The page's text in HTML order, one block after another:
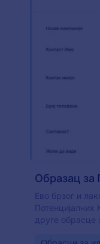
Ево брзог и
Потенцијалних
друге обрасце